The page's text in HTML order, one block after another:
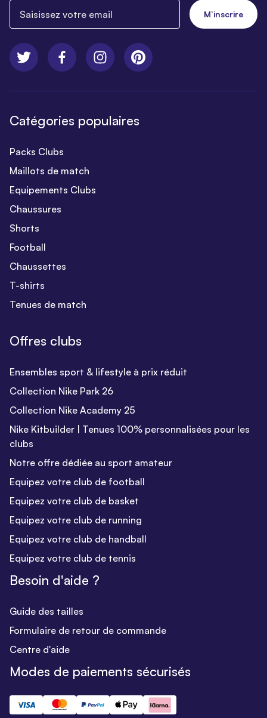
M’inscrire
Catégories populaires
Packs Clubs
Maillots de match
Equipements Clubs
Chaussures
Shorts
Football
Chaussettes
T-shirts
Tenues de match
Offres clubs
Ensembles sport & lifestyle à prix réduit
Collection Nike Park 26
Collection Nike Academy 25
Nike Kitbuilder | Tenues 100% personnalisées pour les
clubs
Notre offre dédiée au sport amateur
Equipez votre club de football
Equipez votre club de basket
Equipez votre club de running
Equipez votre club de handball
Equipez votre club de tennis
Besoin d'aide ?
Guide des tailles
Formulaire de retour de commande
Centre d'aide
Modes de paiements sécurisés